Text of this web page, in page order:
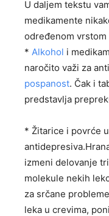
U daljem tekstu
medikamente
određenom vrstom
* Alkohol i
naročito važi za
pospanost. Čak i
predstavlja
* Žitarice i povrće
izmeni delovanje
molekule nekih
za srčane
leka u crevima,